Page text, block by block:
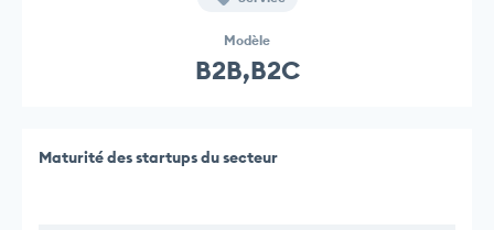
Modèle
B2B,B2C
Maturité des startups du secteur